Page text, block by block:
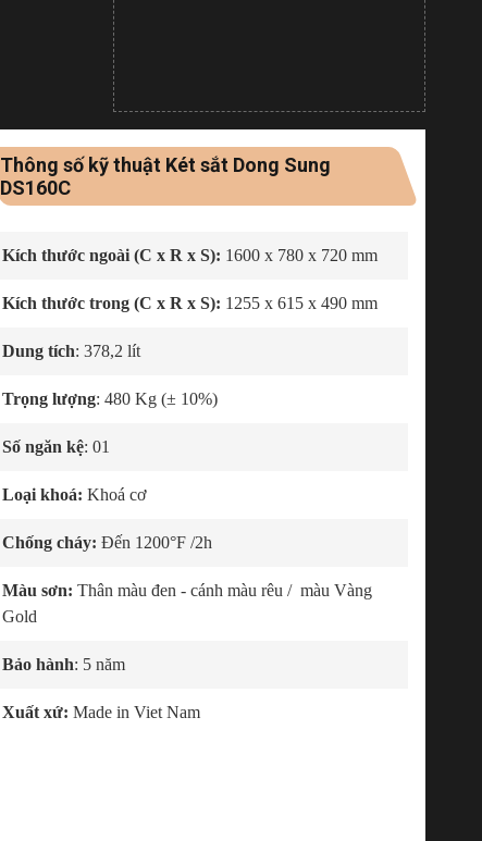
Thông số kỹ thuật Két sắt Dong Sung
DS160C
Kích thước ngoài (C x R x S): 1600 x 780 x 720 mm
Kích thước trong (C x R x S): 1255 x 615 x 490 mm
Dung tích: 378,2 lít
Trọng lượng: 480 Kg (± 10%)
Số ngăn kệ: 01
Loại khoá: Khoá cơ
Chống cháy: Đến 1200°F /2h
Màu sơn: Thân màu đen - cánh màu rêu / màu Vàng
Gold
Bảo hành: 5 năm
Xuất xứ: Made in Viet Nam